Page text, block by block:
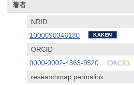
著者
NRID
1000090346180
ORCID
0000-0002-4363-9520
researchmap permalink